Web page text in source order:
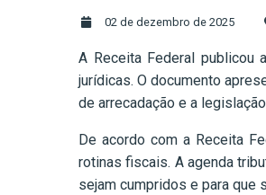
02 de dezembro de 2025
A Receita Federal publicou
jurídicas. O documento
de arrecadação e a
De acordo com a Receita
rotinas fiscais. A agenda
sejam cumpridos e para que